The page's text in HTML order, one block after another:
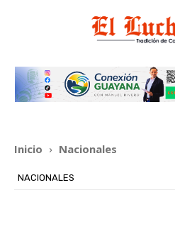
Inicio Nacionales
NACIONALES